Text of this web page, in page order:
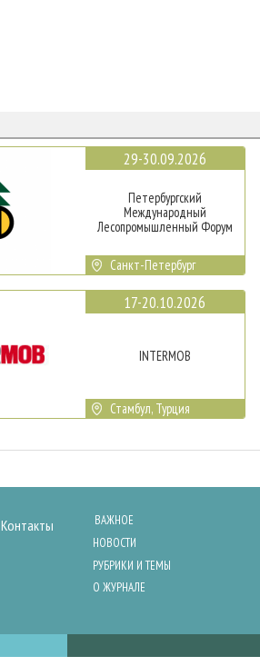
29-30.09.2026
Петербургский
Международный
Лесопромышленный Форум
Санкт-Петербург
17-20.10.2026
INTERMOB
Стамбул, Турция
Контакты
ВАЖНОЕ
НОВОСТИ
РУБРИКИ И ТЕМЫ
О ЖУРНАЛЕ